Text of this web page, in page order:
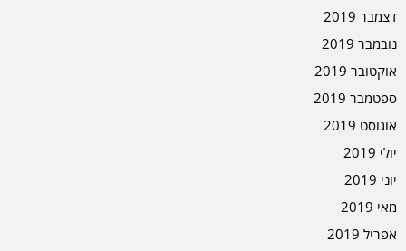
דצמבר 2019
נובמבר 2019
אוקטובר 2019
ספטמבר 2019
אוגוסט 2019
יולי 2019
יוני 2019
מאי 2019
אפריל 2019